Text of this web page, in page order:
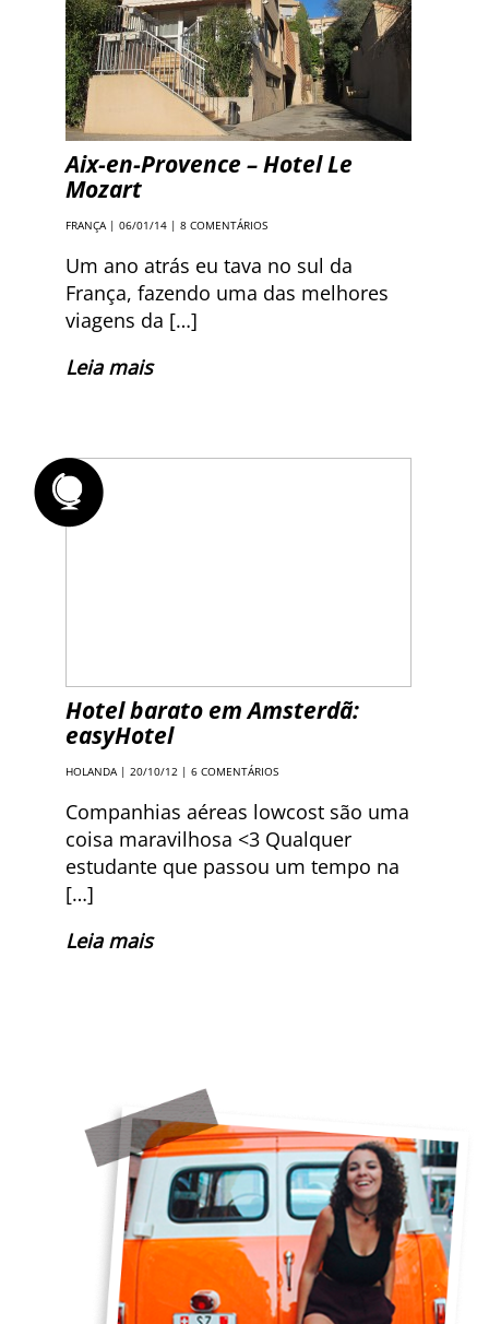
Aix-en-Provence – Hotel Le
Mozart
FRANÇA| 06/01/14 | 8 COMENTÁRIOS
Um ano atrás eu tava no sul da
França, fazendo uma das melhores
viagens da […]
Leia mais
Hotel barato em Amsterdã:
easyHotel
HOLANDA| 20/10/12 | 6 COMENTÁRIOS
Companhias aéreas lowcost são uma
coisa maravilhosa <3 Qualquer
estudante que passou um tempo na
[…]
Leia mais